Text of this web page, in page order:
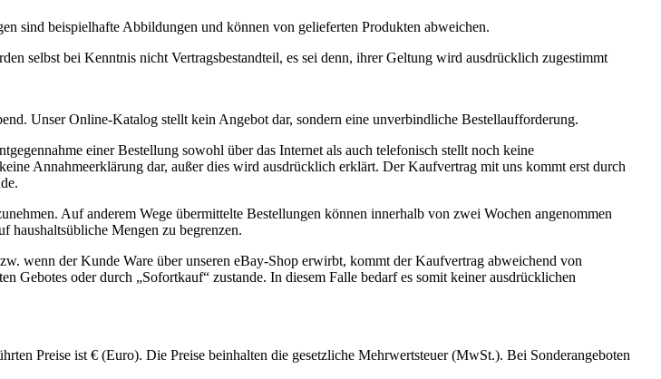
sind beispielhafte Abbildungen und können von gelieferten Produkten abweichen.
selbst bei Kenntnis nicht Vertragsbestandteil, es sei denn, ihrer Geltung wird ausdrücklich zugestimmt
Unser Online-Katalog stellt kein Angebot dar, sondern eine unverbindliche Bestellaufforderung.
einer Bestellung sowohl über das Internet als auch telefonisch stellt noch keine
Annahmeerklärung dar, außer dies wird ausdrücklich erklärt. Der Kaufvertrag mit uns kommt erst durch
Auf anderem Wege übermittelte Bestellungen können innerhalb von zwei Wochen angenommen
haushaltsübliche Mengen zu begrenzen.
wenn der Kunde Ware über unseren eBay-Shop erwirbt, kommt der Kaufvertrag abweichend von
Gebotes oder durch „Sofortkauf“ zustande. In diesem Falle bedarf es somit keiner ausdrücklichen
Preise ist € (Euro). Die Preise beinhalten die gesetzliche Mehrwertsteuer (MwSt.). Bei Sonderangeboten